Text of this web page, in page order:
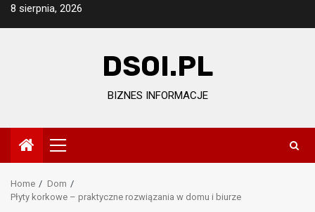
Skip8 sierpnia, 2026
DSOI.PL
BIZNES INFORMACJE
Primary
Menu
Home
Dom
Płyty korkowe – praktyczne rozwiązania w domu i biurze